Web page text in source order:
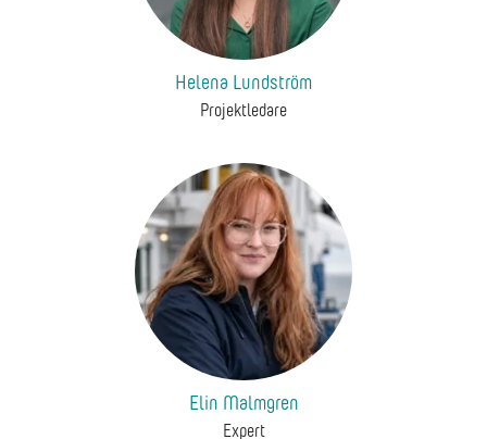
Helena Lundström
Projektledare
Elin Malmgren
Expert